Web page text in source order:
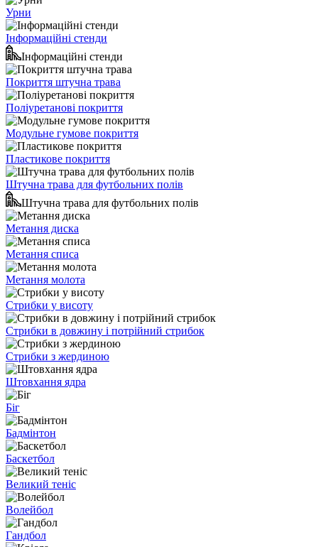
Урни
Інформаційні стенди
Інформаційні стенди
Покриття штучна трава
Поліуретанові покриття
Модульне гумове покриття
Пластикове покриття
Штучна трава для футбольних полів
Штучна трава для футбольних полів
Метання диска
Метання списа
Метання молота
Стрибки у висоту
Стрибки в довжину і потрійний стрибок
Стрибки з жердиною
Штовхання ядра
Біг
Бадмінтон
Баскетбол
Великий теніс
Волейбол
Гандбол